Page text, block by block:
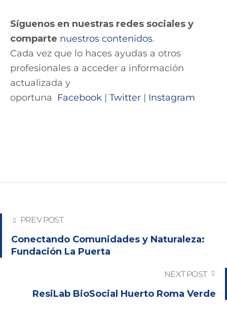
Síguenos en nuestras redes sociales y
comparte nuestros contenidos.
Cada vez que lo haces ayudas a otros
profesionales a acceder a información
actualizada y
oportuna Facebook| Twitter| Instagram
PREV POST
Conectando Comunidades y Naturaleza:
Fundación La Puerta
NEXT POST
ResiLab BioSocial Huerto Roma Verde